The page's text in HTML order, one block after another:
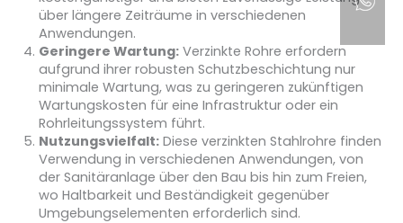
über längere Zeiträume in verschiedenen
Anwendungen.
Geringere Wartung:Verzinkte Rohre erfordern
aufgrund ihrer robusten Schutzbeschichtung nur
minimale Wartung, was zu geringeren zukünftigen
Wartungskosten für eine Infrastruktur oder ein
Rohrleitungssystem führt.
Nutzungsvielfalt:Diese verzinkten Stahlrohre finden
Verwendung in verschiedenen Anwendungen, von
der Sanitäranlage über den Bau bis hin zum Freien,
wo Haltbarkeit und Beständigkeit gegenüber
Umgebungselementen erforderlich sind.